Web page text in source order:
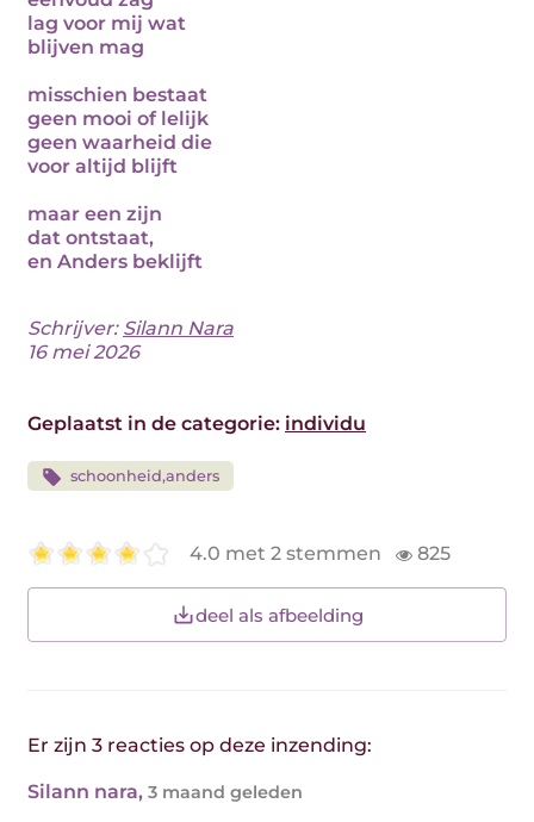
lag voor mij wat
blijven mag
misschien bestaat
geen mooi of lelijk
geen waarheid die
voor altijd blijft
maar een zijn
dat ontstaat,
en Anders beklijft
Schrijver: Silann Nara
16 mei 2026
Geplaatst in de categorie: individu
schoonheid,anders
4.0 met 2 stemmen 825
deel als afbeelding
Er zijn 3 reacties op deze inzending:
Silann nara, 3 maand geleden